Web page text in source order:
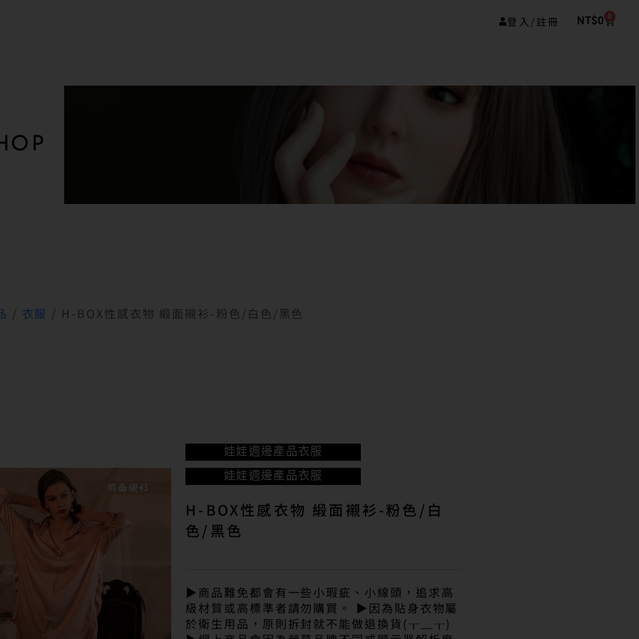
登入/註冊 NT$0 0
/ 衣服 / H-BOX性感衣物 緞面襯衫-粉色/白色/黑色
娃娃週邊產品衣服
娃娃週邊產品衣服
H-BOX性感衣物 緞面襯衫-粉色/白
色/黑色
▶商品難免都會有一些小瑕疵、小線頭，追求高
級材質或高標準者請勿購買。 ▶因為貼身衣物屬
於衛生用品，原則拆封就不能做退換貨(╥﹏╥)